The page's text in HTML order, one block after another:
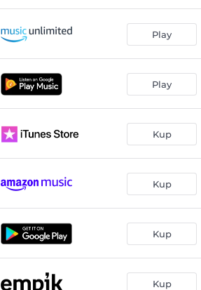
Play
Play
Kup
Kup
Kup
Kup